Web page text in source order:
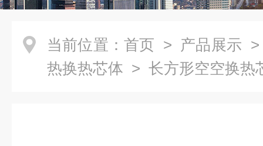
当前位置： 首页 > 产品展示
热换热芯体 > 长方形空空换热